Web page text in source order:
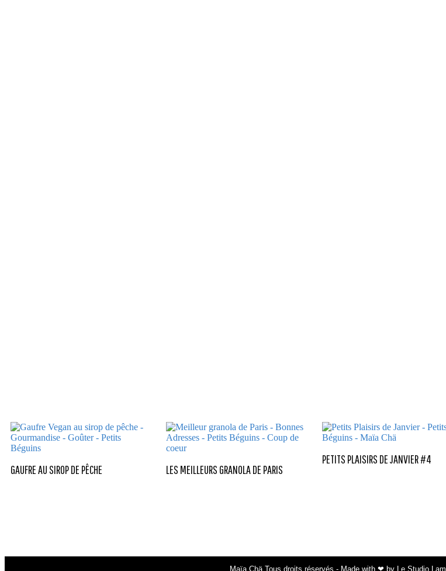
GAUFRE AU SIROP DE PÊCHE LES MEILLEURS GRANOLA DE PARIS
PETITS PLAISIRS DE JANVIER #4
Maïa Chä Tous droits réservés - Made with ❤ by Le Studio Lam